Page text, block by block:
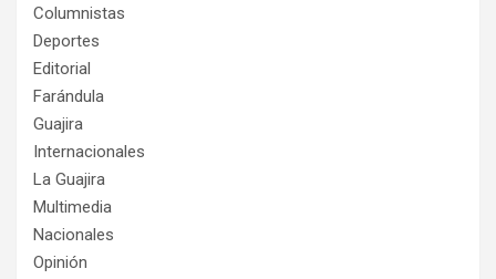
Columnistas
Deportes
Editorial
Farándula
Guajira
Internacionales
La Guajira
Multimedia
Nacionales
Opinión